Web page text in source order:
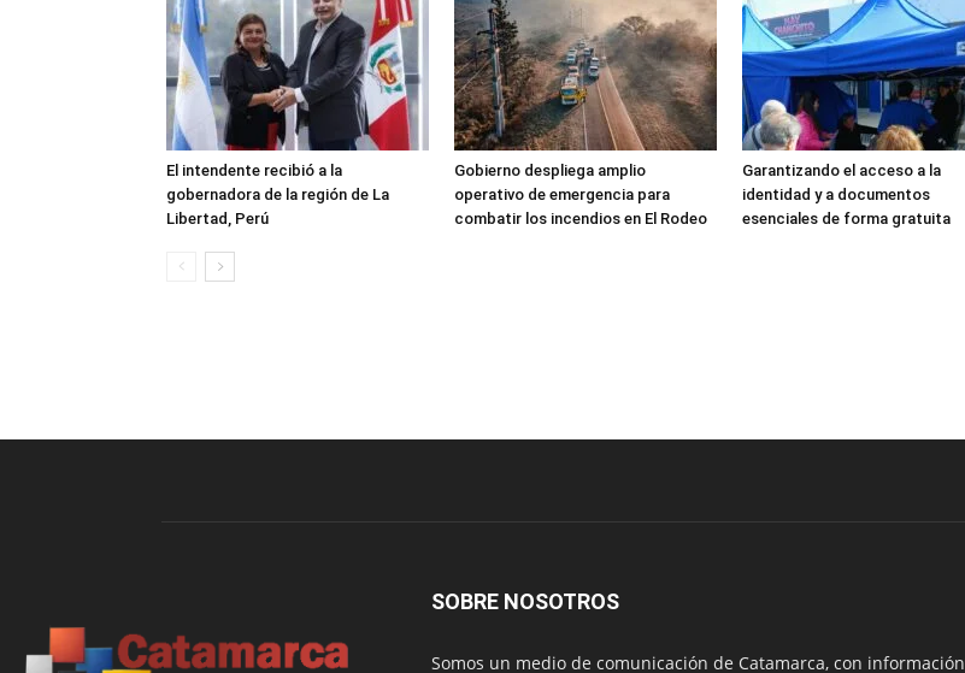
El intendente recibió a la
gobernadora de la región de La
Libertad, Perú
Gobierno despliega amplio
operativo de emergencia para
combatir los incendios en El Rodeo
Garantizando el acceso a la
identidad y a documentos
esenciales de forma gratuita
SOBRE NOSOTROS
Somos un medio de comunicación de Catamarca, con información